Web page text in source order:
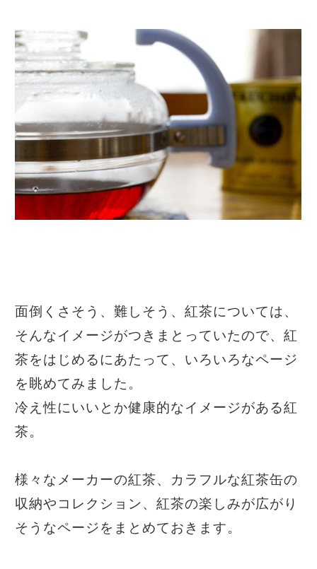
面倒くさそう、難しそう、紅茶については、
そんなイメージがつきまとっていたので、紅
茶をはじめるにあたって、いろいろなページ
を眺めてみました。
冷え性にいいとか健康的なイメージがある紅
茶。
様々なメーカーの紅茶、カラフルな紅茶缶の
収納やコレクション、紅茶の楽しみが広がり
そうなページをまとめておきます。